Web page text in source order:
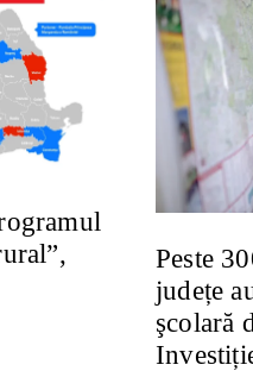
Peste
județe
şcolară